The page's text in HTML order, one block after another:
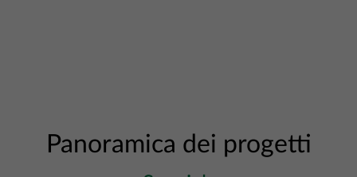
Panoramica dei progetti